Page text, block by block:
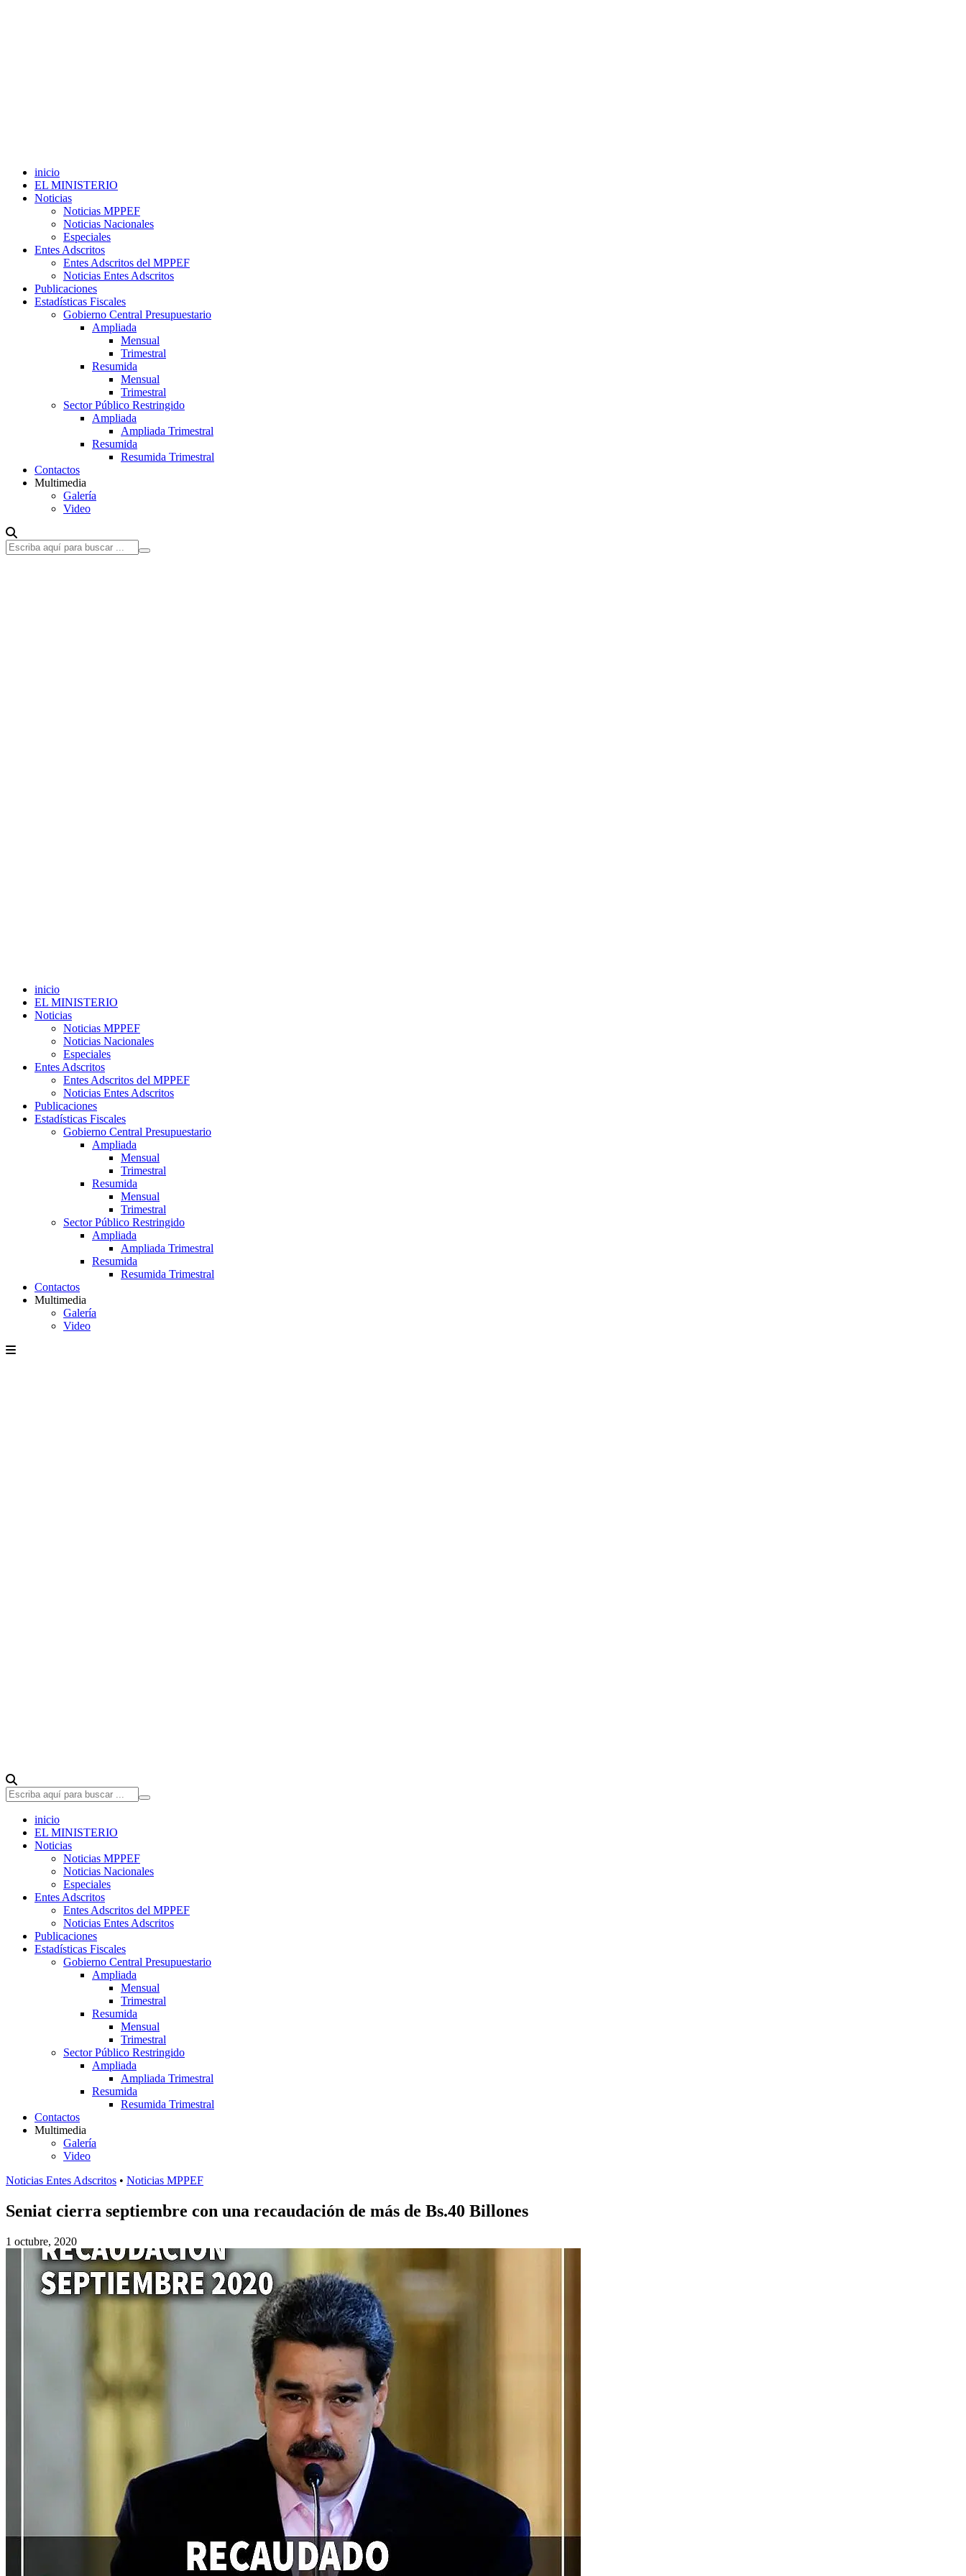
inicio
EL MINISTERIO
Noticias
Noticias MPPEF
Noticias Nacionales
Especiales
Entes Adscritos
Entes Adscritos del MPPEF
Noticias Entes Adscritos
Publicaciones
Estadísticas Fiscales
Gobierno Central Presupuestario
Ampliada
Mensual
Trimestral
Resumida
Mensual
Trimestral
Sector Público Restringido
Ampliada
Ampliada Trimestral
Resumida
Resumida Trimestral
Contactos
Multimedia
Galería
Video
inicio
EL MINISTERIO
Noticias
Noticias MPPEF
Noticias Nacionales
Especiales
Entes Adscritos
Entes Adscritos del MPPEF
Noticias Entes Adscritos
Publicaciones
Estadísticas Fiscales
Gobierno Central Presupuestario
Ampliada
Mensual
Trimestral
Resumida
Mensual
Trimestral
Sector Público Restringido
Ampliada
Ampliada Trimestral
Resumida
Resumida Trimestral
Contactos
Multimedia
Galería
Video
inicio
EL MINISTERIO
Noticias
Noticias MPPEF
Noticias Nacionales
Especiales
Entes Adscritos
Entes Adscritos del MPPEF
Noticias Entes Adscritos
Publicaciones
Estadísticas Fiscales
Gobierno Central Presupuestario
Ampliada
Mensual
Trimestral
Resumida
Mensual
Trimestral
Sector Público Restringido
Ampliada
Ampliada Trimestral
Resumida
Resumida Trimestral
Contactos
Multimedia
Galería
Video
Noticias Entes Adscritos • Noticias MPPEF
Seniat cierra septiembre con una recaudación de más de Bs.40 Billones
1 octubre, 2020